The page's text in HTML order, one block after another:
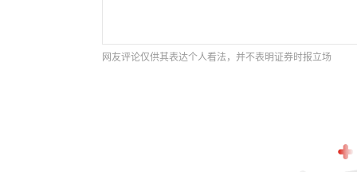
网友评论仅供其表达个人看法，并不表明证券时报立场